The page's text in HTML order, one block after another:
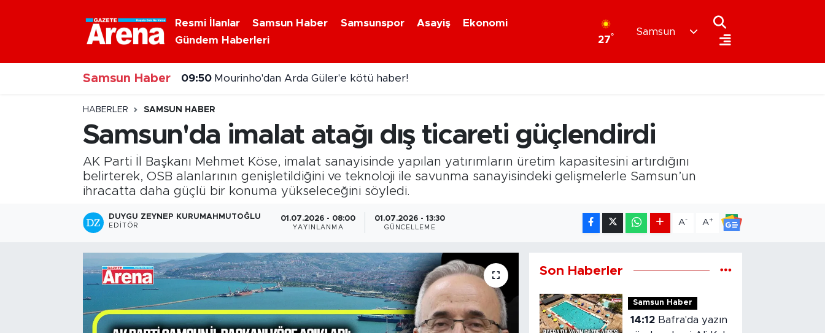
Resmi İlanlar Samsun Haber Samsunspor Asayiş
Ekonomi
Gündem Haberleri
27°
Samsun
Samsun Haber 09:50 Mourinho'dan Arda Güler'e kötü haber!
HABERLER SAMSUN HABER
Samsun'da imalat atağı dış ticareti güçlendirdi
AK Parti İl Başkanı Mehmet Köse, imalat sanayisinde yapılan yatırımların üretim kapasitesini artırdığını
belirterek, OSB alanlarının genişletildiğini ve teknoloji ile savunma sanayisindeki gelişmelerle Samsun’un
ihracatta daha güçlü bir konuma yükseleceğini söyledi.
DUYGU ZEYNEP KURUMAHMUTOĞLU
EDITÖR
01.07.2026 - 08:00
YAYINLANMA
01.07.2026 - 13:30
GÜNCELLEME
A- A+
Son Haberler
Samsun Haber
14:12
Nöbetçi Eczaneler
Hava Durumu
Samsun Namaz Vakitleri
Trafik Durumu
Süper Lig Puan Durumu ve Fikstür
Son Dakika Haberleri
Haber Arşivi